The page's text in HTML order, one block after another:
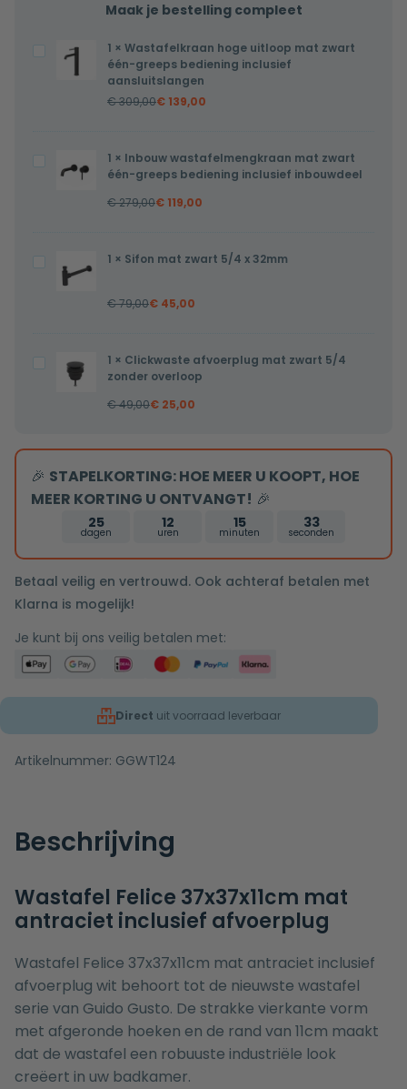
Maak je bestelling compleet
Wastafelkraan
hoge
één-
bediening
aansluitslangen
1 × Wastafelkraan hoge uitloop mat zwart
één-greeps bediening inclusief
aansluitslangen
€309,00€ 139,00
Inbouw
wastafelmengkraan
greeps
bediening
1 × Inbouw wastafelmengkraan mat zwart
één-greeps bediening inclusief inbouwdeel
€279,00€ 119,00
Sifon
mat
32mm
1 × Sifon mat zwart 5/4 x 32mm
€79,00€ 45,00
Clickwaste
afvoerplug
5/4
zonder
overloop
1 × Clickwaste afvoerplug mat zwart 5/4
zonder overloop
€49,00€ 25,00
🎉 STAPELKORTING: HOE MEER U KOOPT, HOE
MEER KORTING U ONTVANGT! 🎉
25
dagen
12
uren
15
minuten
33
seconden
Betaal veilig en vertrouwd. Ook achteraf betalen met
Klarna is mogelijk!
Je kunt bij ons veilig betalen met:
Direct uit voorraad leverbaar
Artikelnummer: GGWT124
Beschrijving
Wastafel Felice 37x37x11cm mat
antraciet inclusief afvoerplug
Wastafel Felice 37x37x11cm mat antraciet inclusief
afvoerplug wit behoort tot de nieuwste wastafel
serie van Guido Gusto. De strakke vierkante vorm
met afgeronde hoeken en de rand van 11cm maakt
dat de wastafel een robuuste industriële look
creëert in uw badkamer.